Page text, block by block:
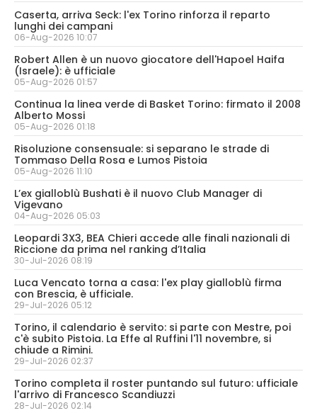
Caserta, arriva Seck: l'ex Torino rinforza il reparto
lunghi dei campani
06-Aug-2026 10:07
Robert Allen è un nuovo giocatore dell'Hapoel Haifa
(Israele): è ufficiale
05-Aug-2026 01:57
Continua la linea verde di Basket Torino: firmato il 2008
Alberto Mossi
05-Aug-2026 01:18
Risoluzione consensuale: si separano le strade di
Tommaso Della Rosa e Lumos Pistoia
05-Aug-2026 11:10
L’ex gialloblù Bushati è il nuovo Club Manager di
Vigevano
04-Aug-2026 05:03
Leopardi 3X3, BEA Chieri accede alle finali nazionali di
Riccione da prima nel ranking d’Italia
30-Jul-2026 08:19
Luca Vencato torna a casa: l'ex play gialloblù firma
con Brescia, è ufficiale.
29-Jul-2026 05:12
Torino, il calendario è servito: si parte con Mestre, poi
c'è subito Pistoia. La Effe al Ruffini l'11 novembre, si
chiude a Rimini.
29-Jul-2026 02:37
Torino completa il roster puntando sul futuro: ufficiale
l'arrivo di Francesco Scandiuzzi
28-Jul-2026 02:14